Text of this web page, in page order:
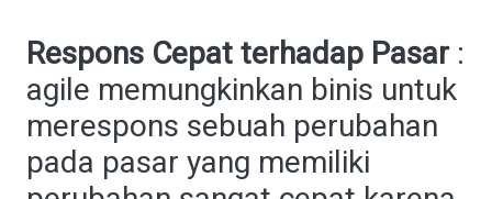
Respons Cepat terhadap Pasar:
agile memungkinkan binis untuk
merespons sebuah perubahan
pada pasar yang memiliki